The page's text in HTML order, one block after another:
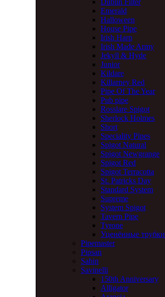
Dublin Filter
Emerald
Halloween
House Pipe
Irish Harp
Irish Made Army
Jekyll & Hyde
Junior
Kildare
Killarney Red
Pipe Of The Year
Pub pipe
Rosslare Spigot
Sherlock Holmes
Short
Speciality Pipes
Spigot Natural
Spigot Newgrange
Spigot Red
Spigot Terracotta
St. Patricks Day
Standard System
Supreme
System Spigot
Tavern Pipe
Tyrone
Уценённые трубки
Pipemaster
Pipsan
Sahin
Savinelli
150th Anniversary
Alligator